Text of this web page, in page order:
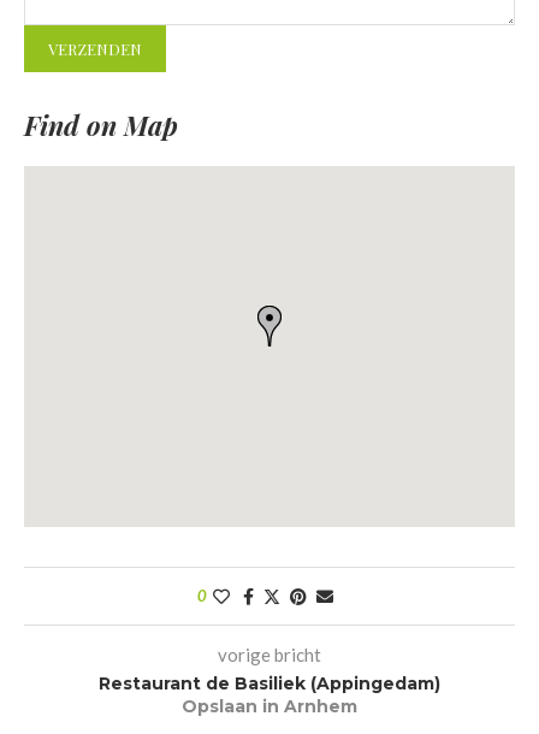
Find on Map
0
vorige bricht
Restaurant de Basiliek (Appingedam)
Opslaan in Arnhem